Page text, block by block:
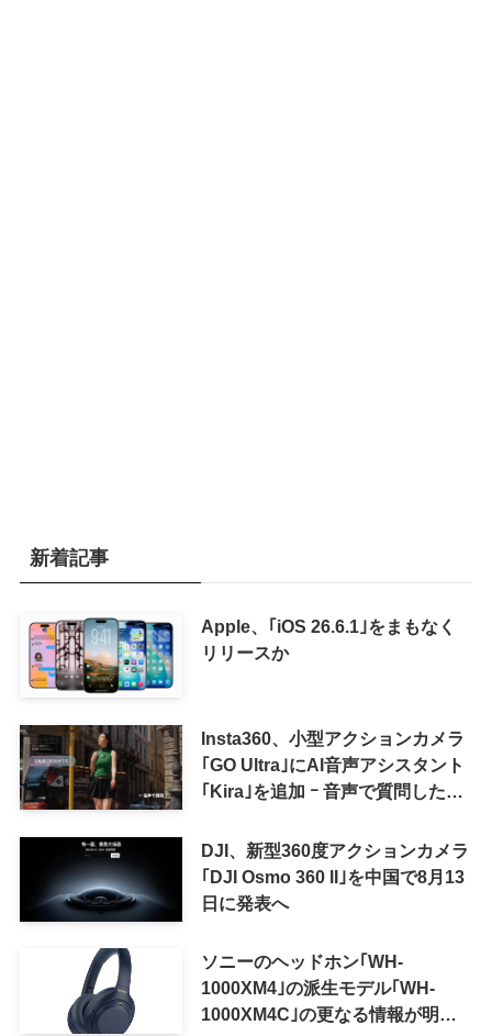
新着記事
Apple、｢iOS 26.6.1｣をまもなく
リリースか
Insta360、小型アクションカメラ
｢GO Ultra｣にAI音声アシスタント
｢Kira｣を追加 ｰ 音声で質問した
可能に
DJI、新型360度アクションカメラ
｢DJI Osmo 360 II｣を中国で8月13
日に発表へ
ソニーのヘッドホン｢WH-
1000XM4｣の派生モデル｢WH-
1000XM4C｣の更なる情報が明ら